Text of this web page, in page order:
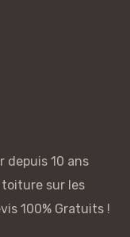
depuis 10 ans
sur les
100% Gratuits !